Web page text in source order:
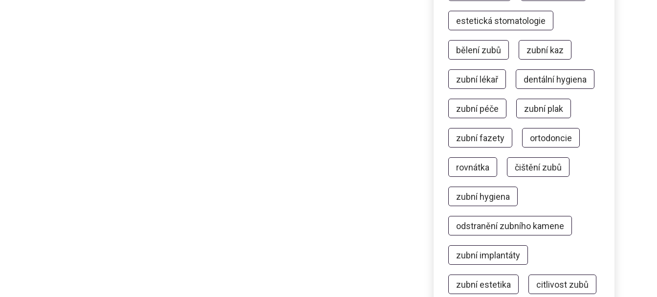
estetická stomatologie
bělení zubů zubní kaz
zubní lékař dentální hygiena
zubní péče zubní plak
zubní fazety ortodoncie
rovnátka čištění zubů
zubní hygiena
odstranění zubního kamene
zubní implantáty
zubní estetika citlivost zubů